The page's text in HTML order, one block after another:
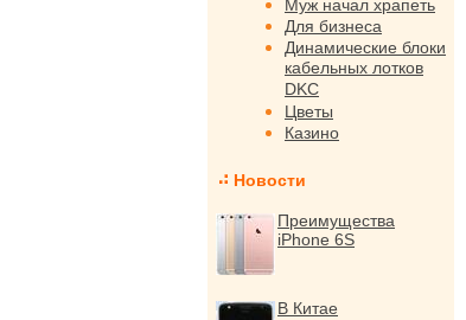
Муж начал храпеть
Для бизнеса
Динамические блоки
кабельных лотков
DKC
Цветы
Казино
Новости
Преимущества
iPhone 6S
В Китае